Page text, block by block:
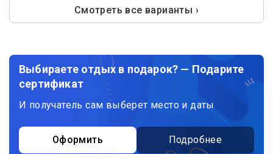
Смотреть все варианты ›
Выбираете отдых в подарок? — Подарите
сертификат
И получатель сам выберет место и даты
Оформить Подробнее